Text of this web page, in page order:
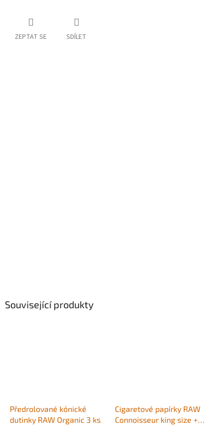
ZEPTAT SE SDÍLET
Související produkty
Předrolované kónické
dutinky RAW Organic 3 ks
Cigaretové papírky RAW
Connoisseur king size +